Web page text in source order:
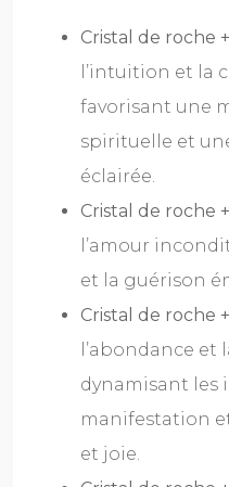
Cristal de roche
l’intuition et la
favorisant une
spirituelle et
éclairée.
Cristal de roche
l’amour
et la guérison
Cristal de roche
l’abondance et
dynamisant les
manifestation
et joie.